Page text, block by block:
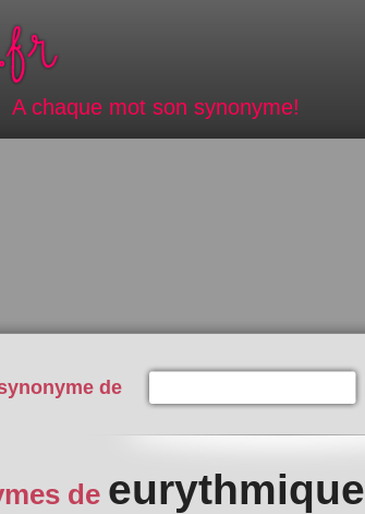
A chaque mot son synonyme!
de
de eurythmique